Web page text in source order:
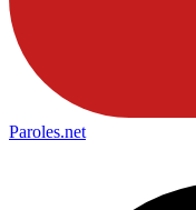
Paroles.net